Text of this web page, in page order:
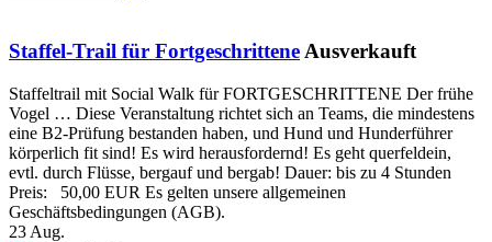
Staffel-Trail für Fortgeschrittene Ausverkauft
Staffeltrail mit Social Walk für FORTGESCHRITTENE Der frühe
Vogel … Diese Veranstaltung richtet sich an Teams, die mindestens
eine B2-Prüfung bestanden haben, und Hund und Hunderführer
körperlich fit sind! Es wird herausfordernd! Es geht querfeldein,
evtl. durch Flüsse, bergauf und bergab! Dauer: bis zu 4 Stunden
Preis: 50,00 EUR Es gelten unsere allgemeinen
Geschäftsbedingungen (AGB).
23 Aug.